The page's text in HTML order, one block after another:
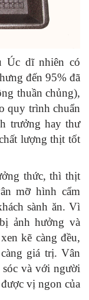
Úc dĩ nhiên có
đến 95% đã
thuần chủng),
quy trình chuẩn
trưởng hay thư
lượng thịt tốt
thức, thì thịt
mỡ hình cẩm
sành ăn. Vì
ảnh hưởng và
kẽ càng đều,
giá trị. Vân
sóc và với người
vị ngon của